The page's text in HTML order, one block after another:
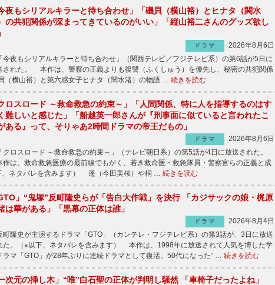
今夜もシリアルキラーと待ち合わせ」「磯貝（横山裕）とヒナタ（関水
の共犯関係が深まってきているのがいい」「縦山裕二さんのグッズ欲し
ドラマ
2026年8月6日
夜もシリアルキラーと待ち合わせ」（関西テレビ／フジテレビ系）の第6話が5日に
された。 本作は、警察の正義よりも復讐（ふくしゅう）を優先し、秘密の共犯関係
（横山裕）と第六感女子ヒナタ（関水渚）の物語 … 続きを読む
クロスロード ～救命救急の約束～」「人間関係、特に人を指導するのはす
難しいと感じた」「船越英一郎さんが『刑事面に似ていると言われたこ
ある』って、そりゃあ2時間ドラマの帝王だもの」
ドラマ
2026年8月6日
ロスロード ～救命救急の約束～」（テレビ朝日系）の第5話が4日に放送された。
は、救命救急医療の最前線でもがく、若き救命医・救急隊員・警察官らの正義と成
、ネタバレを含みます） 遥（今田美桜）や桐 … 続きを読む
GTO」“鬼塚”反町隆史らが「告白大作戦」を決行 「カジサックの娘・梶原
は華がある」「黒幕の正体は誰」
ドラマ
2026年8月4日
隆史が主演するドラマ「GTO」（カンテレ・フジテレビ系）の第3話が、3日に放送
た。（※以下、ネタバレを含みます） 本作は、1998年に放送されて人気を博した学
ラマ「GTO」が28年ぶりに連続ドラマとして復活。50代になった“ … 続きを読む
次元の挿し木」“唯”白石聖の正体が判明し騒然 「車椅子だったよね」